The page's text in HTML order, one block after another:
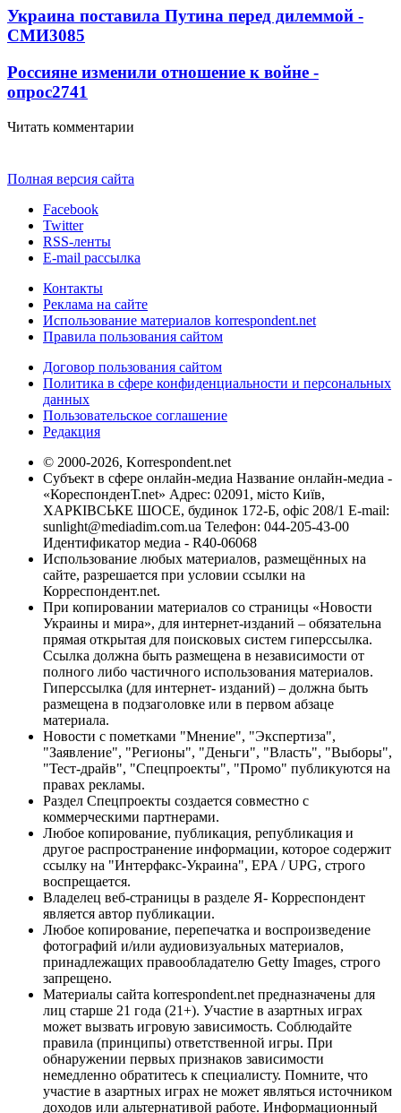
Украина поставила Путина перед дилеммой -
СМИ3085
Россияне изменили отношение к войне -
опрос2741
Читать комментарии
Полная версия сайта
Facebook
Twitter
RSS-ленты
E-mail рассылка
Контакты
Реклама на сайте
Использование материалов korrespondent.net
Правила пользования сайтом
Договор пользования сайтом
Политика в сфере конфиденциальности и персональных
данных
Пользовательское соглашение
Редакция
© 2000-2026, Korrespondent.net
Субъект в сфере онлайн-медиа Название онлайн-медиа -
«КореспонденТ.net» Адрес: 02091, місто Київ,
ХАРКІВСЬКЕ ШОСЕ, будинок 172-Б, офіс 208/1 E-mail:
sunlight@mediadim.com.ua Телефон: 044-205-43-00
Идентификатор медиа - R40-06068
Использование любых материалов, размещённых на
сайте, разрешается при условии ссылки на
Корреспондент.net.
При копировании материалов со страницы «Новости
Украины и мира», для интернет-изданий – обязательна
прямая открытая для поисковых систем гиперссылка.
Ссылка должна быть размещена в независимости от
полного либо частичного использования материалов.
Гиперссылка (для интернет- изданий) – должна быть
размещена в подзаголовке или в первом абзаце
материала.
Новости с пометками "Мнение", "Экспертиза",
"Заявление", "Регионы", "Деньги", "Власть", "Выборы",
"Тест-драйв", "Спецпроекты", "Промо" публикуются на
правах рекламы.
Раздел Спецпроекты создается совместно с
коммерческими партнерами.
Любое копирование, публикация, републикация и
другое распространение информации, которое содержит
ссылку на "Интерфакс-Украина", EPA / UPG, строго
воспрещается.
Владелец веб-страницы в разделе Я- Корреспондент
является автор публикации.
Любое копирование, перепечатка и воспроизведение
фотографий и/или аудиовизуальных материалов,
принадлежащих правообладателю Getty Images, строго
запрещено.
Материалы сайта korrespondent.net предназначены для
лиц старше 21 года (21+). Участие в азартных играх
может вызвать игровую зависимость. Соблюдайте
правила (принципы) ответственной игры. При
обнаружении первых признаков зависимости
немедленно обратитесь к специалисту. Помните, что
участие в азартных играх не может являться источником
доходов или альтернативой работе. Информационный